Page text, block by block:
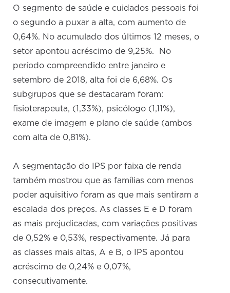
O segmento de saúde e cuidados pessoais foi
o segundo a puxar a alta, com aumento de
0,64%. No acumulado dos últimos 12 meses, o
setor apontou acréscimo de 9,25%. No
período compreendido entre janeiro e
setembro de 2018, alta foi de 6,68%. Os
subgrupos que se destacaram foram:
fisioterapeuta, (1,33%), psicólogo (1,11%),
exame de imagem e plano de saúde (ambos
com alta de 0,81%).
A segmentação do IPS por faixa de renda
também mostrou que as famílias com menos
poder aquisitivo foram as que mais sentiram a
escalada dos preços. As classes E e D foram
as mais prejudicadas, com variações positivas
de 0,52% e 0,53%, respectivamente. Já para
as classes mais altas, A e B, o IPS apontou
acréscimo de 0,24% e 0,07%,
consecutivamente.